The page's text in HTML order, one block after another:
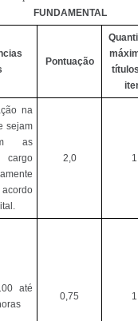
FUNDAMENTAL
Pontuação
na
sejam
as
2,0 1
até
0,75 1